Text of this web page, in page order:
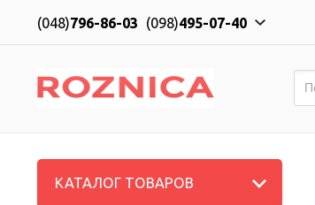
(048)796-86-03 (098)495-07-40
КАТАЛОГ ТОВАРОВ